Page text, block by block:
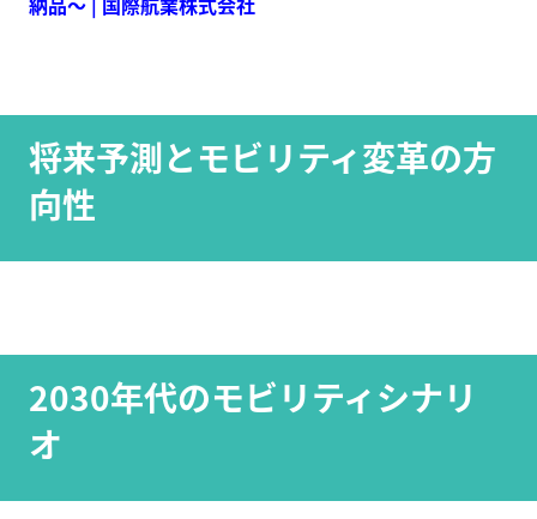
将来予測とモビリティ変革の方
向性
2030年代のモビリティシナリ
オ